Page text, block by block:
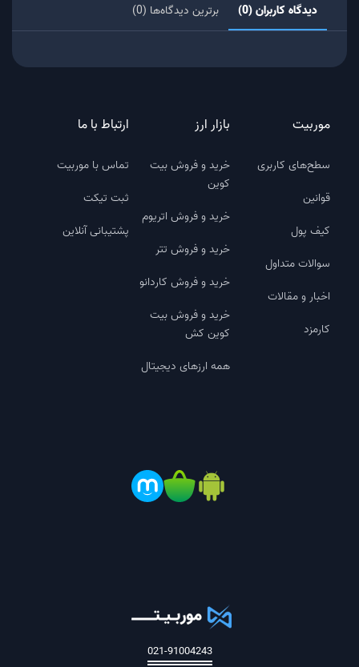
دیدگاه کاربران (0) برترین دیدگاه‌ها (0)
موربیت
سطح‌های کاربری
قوانین
کیف پول
سوالات متداول
اخبار و مقالات
کارمزد
بازار ارز
خرید و فروش بیت
کوین
خرید و فروش اتریوم
خرید و فروش تتر
خرید و فروش کاردانو
خرید و فروش بیت
کوین کش
همه ارزهای دیجیتال
ارتباط با ما
تماس با موربیت
ثبت تیکت
پشتیبانی آنلاین
021-91004243